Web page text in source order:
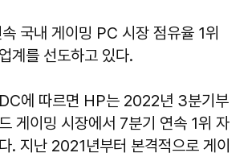
국내 게이밍 PC 시장 점유율 1위
계를 선도하고 있다.
에 따르면 HP는 2022년 3분기부
게이밍 시장에서 7분기 연속 1위 자
. 지난 2021년부터 본격적으로 게이